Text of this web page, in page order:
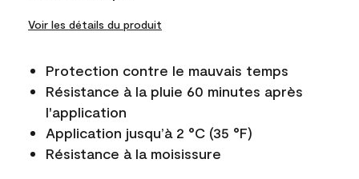
Voir les détails du produit
Protection contre le mauvais temps
Résistance à la pluie 60 minutes après
l'application
Application jusqu’à 2 °C (35 °F)
Résistance à la moisissure